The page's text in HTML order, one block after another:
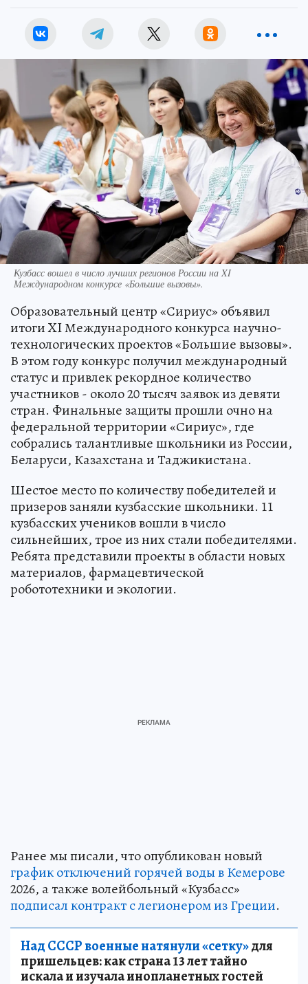
Кузбасс вошел в число лучших регионов России на XI
Международном конкурсе «Большие вызовы».
Образовательный центр «Сириус» объявил
итоги XI Международного конкурса научно-
технологических проектов «Большие вызовы».
В этом году конкурс получил международный
статус и привлек рекордное количество
участников - около 20 тысяч заявок из девяти
стран. Финальные защиты прошли очно на
федеральной территории «Сириус», где
собрались талантливые школьники из России,
Беларуси, Казахстана и Таджикистана.
Шестое место по количеству победителей и
призеров заняли кузбасские школьники. 11
кузбасских учеников вошли в число
сильнейших, трое из них стали победителями.
Ребята представили проекты в области новых
материалов, фармацевтической
робототехники и экологии.
Ранее мы писали, что опубликован новый
график отключений горячей воды в Кемерове
2026, а также волейбольный «Кузбасс»
подписал контракт с легионером из Греции.
Над СССР военные натянули «сетку»для
пришельцев: как страна 13 лет тайно
искала и изучала инопланетных гостей